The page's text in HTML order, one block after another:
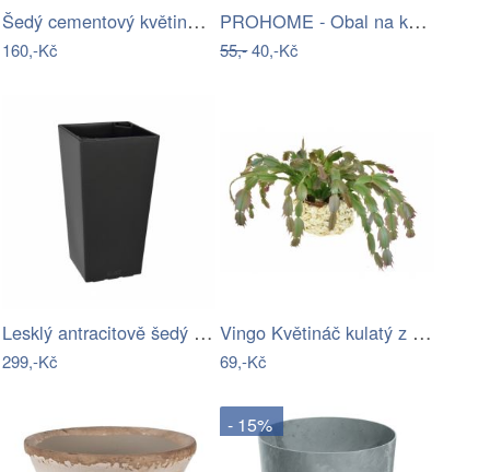
Šedý cementový květináč Palmy - Ø 15*14…
160,-Kč
PROHOME - Obal na květy ORCHIDEA 14cm
55,-40,-Kč
Lesklý antracitově šedý květináč vhodný…
299,-Kč
Vingo Květináč kulatý z kukuřičného…
69,-Kč
- 15%